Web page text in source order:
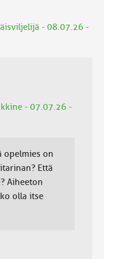
- 08.07.26 -
- 07.07.26 -
opelmies on
Että
Aiheeton
olla itse